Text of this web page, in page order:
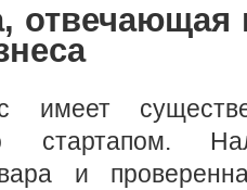
отвечающая
имеет
стартапом.
и